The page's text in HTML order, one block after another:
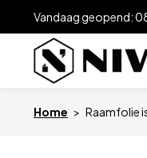
Vandaag geopend:
Home > Raamfolie